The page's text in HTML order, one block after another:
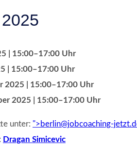
| 15:00–17:00 Uhr
| 15:00–17:00 Uhr
2025 | 15:00–17:00 Uhr
2025 | 15:00–17:00 Uhr
unter: ">berlin@jobcoaching-
Dragan Simicevic